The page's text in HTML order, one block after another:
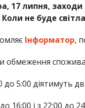
17 липня,
не буде
Інформатор,
обмеження
до 5:00 діятимуть
16:00 і з 22:00 до